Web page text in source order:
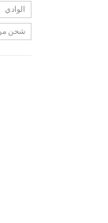
الوادي
شحن من